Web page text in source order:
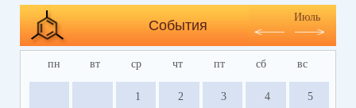
События
Июль
пн вт ср чт пт сб вс
1 2 3 4 5